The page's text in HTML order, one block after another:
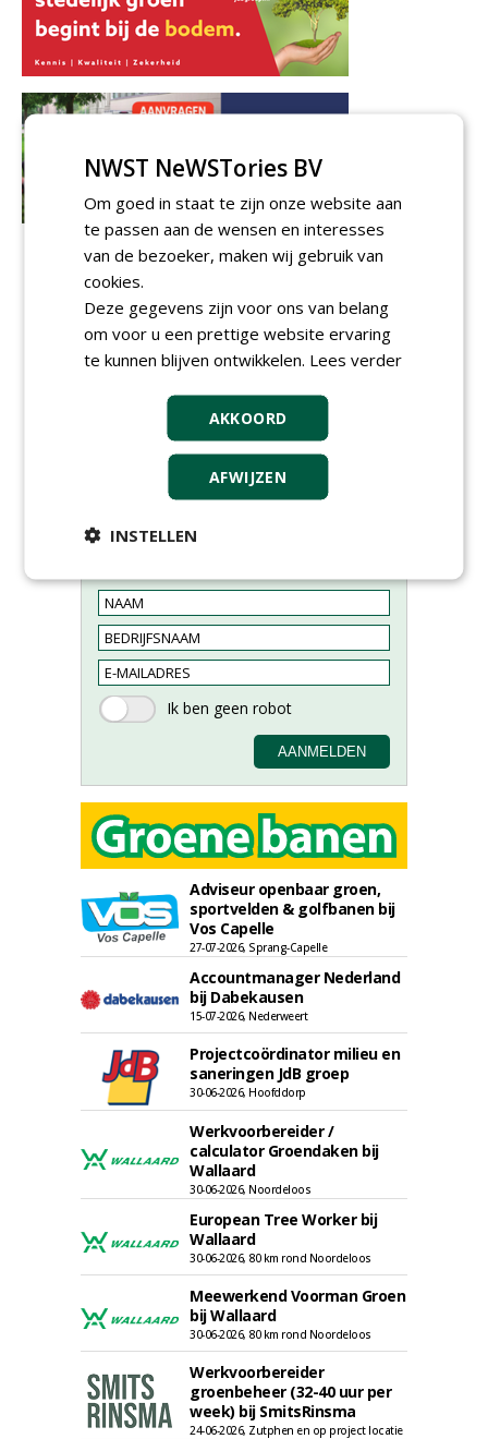
Meld je aan voor onze digitale
Adviseur openbaar groen,
sportvelden & golfbanen bij
Vos Capelle
27-07-2026, Sprang-Capelle
Accountmanager Nederland
bij Dabekausen
15-07-2026, Nederweert
Projectcoördinator milieu en
saneringen JdB groep
30-06-2026, Hoofddorp
Werkvoorbereider /
calculator Groendaken bij
Wallaard
30-06-2026, Noordeloos
European Tree Worker bij
Wallaard
30-06-2026, 80 km rond Noordeloos
Meewerkend Voorman Groen
bij Wallaard
30-06-2026, 80 km rond Noordeloos
Werkvoorbereider
groenbeheer (32-40 uur per
week) bij SmitsRinsma
24-06-2026, Zutphen en op project locatie
NWST NeWSTories BV
Om goed in staat te zijn onze website aan
te passen aan de wensen en interesses
van de bezoeker, maken wij gebruik van
cookies.
Deze gegevens zijn voor ons van belang
om voor u een prettige website ervaring
te kunnen blijven ontwikkelen. Lees verder
AKKOORD
AFWIJZEN
INSTELLEN